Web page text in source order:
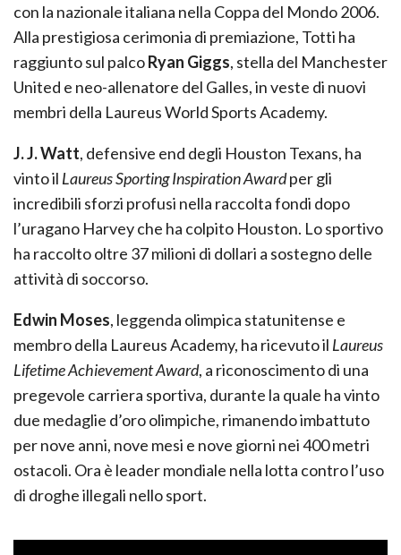
con la nazionale italiana nella Coppa del Mondo 2006.
Alla prestigiosa cerimonia di premiazione, Totti ha
raggiunto sul palcoRyan Giggs, stella del Manchester
United e neo-allenatore del Galles, in veste di nuovi
membri della Laureus World Sports Academy.
J. J. Watt, defensive end degli Houston Texans, ha
vinto il Laureus Sporting Inspiration Awardper gli
incredibili sforzi profusi nella raccolta fondi dopo
l’uragano Harvey che ha colpito Houston. Lo sportivo
ha raccolto oltre 37 milioni di dollari a sostegno delle
attività di soccorso.
Edwin Moses, leggenda olimpica statunitense e
membro della Laureus Academy, ha ricevuto il Laureus
Lifetime Achievement Award, a riconoscimento di una
pregevole carriera sportiva, durante la quale ha vinto
due medaglie d’oro olimpiche, rimanendo imbattuto
per nove anni, nove mesi e nove giorni nei 400 metri
ostacoli. Ora è leader mondiale nella lotta contro l’uso
di droghe illegali nello sport.